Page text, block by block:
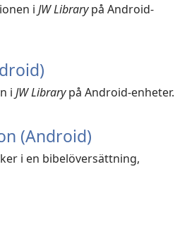
i JW Librarypå Android-
i JW Librarypå Android-enheter.
(Android)
i en bibelöversättning,